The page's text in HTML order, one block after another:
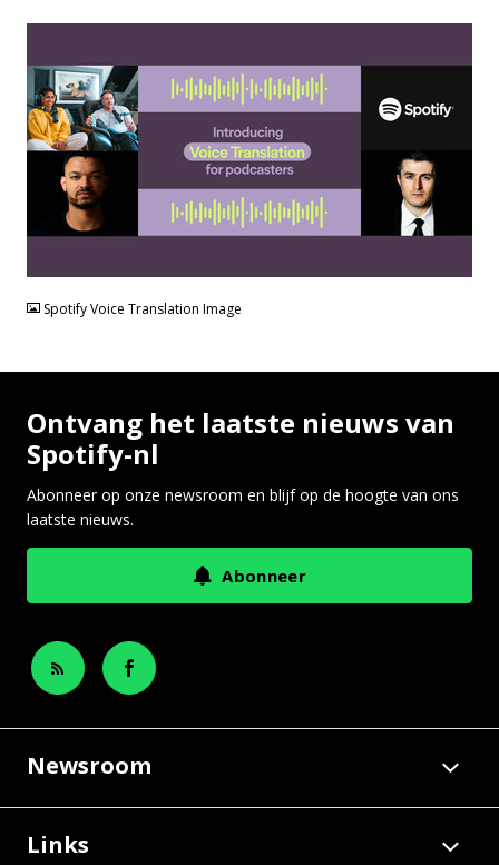
Spotify Voice Translation Image
Ontvang het laatste nieuws van
Spotify-nl
Abonneer op onze newsroom en blijf op de hoogte van ons
laatste nieuws.
Abonneer
Newsroom
Links